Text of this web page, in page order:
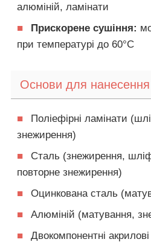
алюміній, ламінати
■
Прискорене сушіння:
при температурі до 60°C
Основи для нанесення
■
Поліефірні ламінати
знежирення)
■
Сталь (знежирення,
повторне знежирення)
■
Оцинкована сталь
■
Алюміній (матування,
■
Двокомпонентні